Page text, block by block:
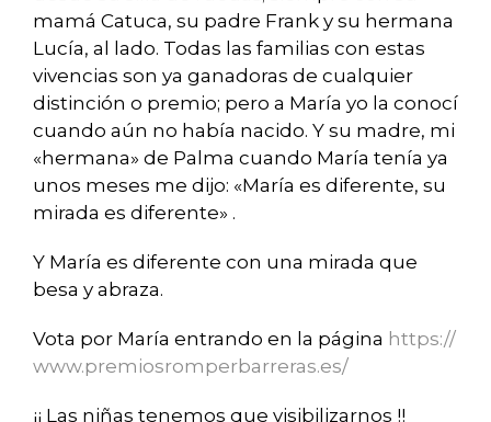
mamá Catuca, su padre Frank y su hermana
Lucía, al lado. Todas las familias con estas
vivencias son ya ganadoras de cualquier
distinción o premio; pero a María yo la conocí
cuando aún no había nacido. Y su madre, mi
«hermana» de Palma cuando María tenía ya
unos meses me dijo: «María es diferente, su
mirada es diferente» .
Y María es diferente con una mirada que
besa y abraza.
Vota por María entrando en la página https://
www.premiosromperbarreras.es/
¡¡ Las niñas tenemos que visibilizarnos !!